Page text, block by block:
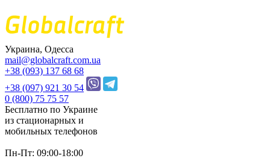
Украина, Одесса
mail@globalcraft.com.ua
+38 (093) 137 68 68
+38 (097) 921 30 54
0 (800) 75 75 57
Бесплатно по Украине
из стационарных и
мобильных телефонов
Пн-Пт: 09:00-18:00